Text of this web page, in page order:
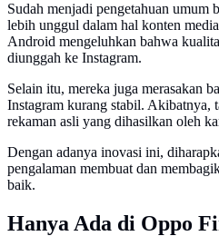
Sudah menjadi pengetahuan umum
lebih unggul dalam hal konten
Android mengeluhkan bahwa
diunggah ke Instagram.
Selain itu, mereka juga merasakan
Instagram kurang stabil. Akibatnya,
rekaman asli yang dihasilkan oleh
Dengan adanya inovasi ini,
pengalaman membuat dan
baik.
Hanya Ada di Oppo